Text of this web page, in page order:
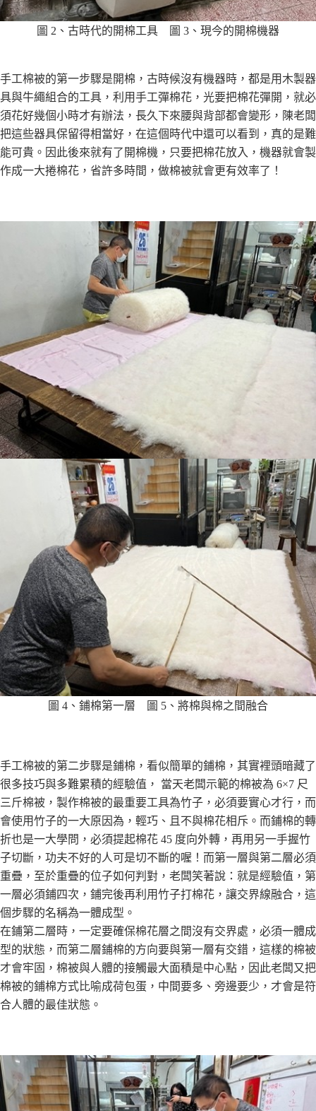
圖 2、古時代的開棉工具 圖 3、現今的開棉機器
⼿⼯棉被的第⼀步驟是開棉，古時候沒有機器時，都是⽤⽊製器
具與⽜繩組合的⼯具，利⽤⼿⼯彈棉花，光要把棉花彈開，就必
須花好幾個⼩時才有辦法，長久下來腰與背部都會變形，陳老闆
把這些器具保留得相當好，在這個時代中還可以看到，真的是難
能可貴。因此後來就有了開棉機，只要把棉花放入，機器就會製
作成⼀⼤捲棉花，省許多時間，做棉被就會更有效率了！
圖 4、鋪棉第⼀層 圖 5、將棉與棉之間融合
⼿⼯棉被的第⼆步驟是鋪棉，看似簡單的鋪棉，其實裡頭暗藏了
很多技巧與多難累積的經驗值， 當天老闆⽰範的棉被為 6×7 尺
三⽄棉被，製作棉被的最重要⼯具為⽵⼦，必須要實⼼才⾏，⽽
會使⽤⽵⼦的⼀⼤原因為，輕巧、且不與棉花相斥。⽽鋪棉的轉
折也是⼀⼤學問，必須提起棉花 45 度向外轉，再⽤另⼀⼿握⽵
⼦切斷，功夫不好的⼈可是切不斷的喔！⽽第⼀層與第⼆層必須
重疊，⾄於重疊的位⼦如何判對，老闆笑著說：就是經驗值，第
⼀層必須鋪四次，鋪完後再利⽤⽵⼦打棉花，讓交界線融合，這
個步驟的名稱為⼀體成型。
在鋪第⼆層時，⼀定要確保棉花層之間沒有交界處，必須⼀體成
型的狀態，⽽第⼆層鋪棉的⽅向要與第⼀層有交錯，這樣的棉被
才會牢固，棉被與⼈體的接觸最⼤⾯積是中⼼點，因此老闆⼜把
棉被的鋪棉⽅式比喻成荷包蛋，中間要多、旁邊要少，才會是符
合⼈體的最佳狀態。